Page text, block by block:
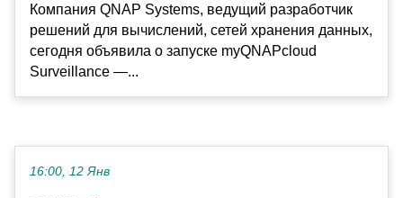
Компания QNAP Systems, ведущий разработчик
решений для вычислений, сетей хранения данных,
сегодня объявила о запуске myQNAPcloud
Surveillance —...
16:00, 12 Янв